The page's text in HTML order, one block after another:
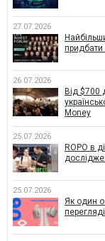
27.07.2026
придбати
26.07.2026
Від $700
Money
25.07.2026
ROPO в
25.07.2026
Як один